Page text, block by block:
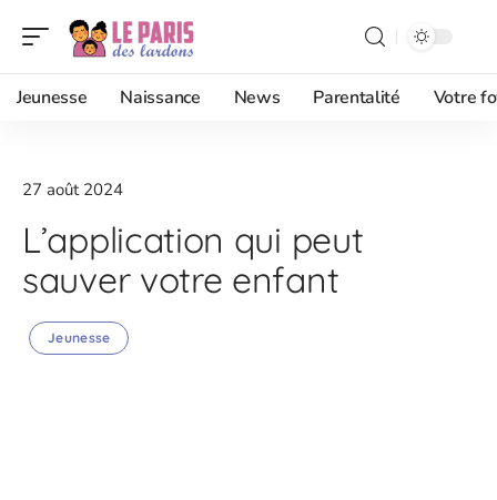
Jeunesse Naissance News Parentalité Votre
27 août 2024
L’application qui peut
sauver votre enfant
Jeunesse